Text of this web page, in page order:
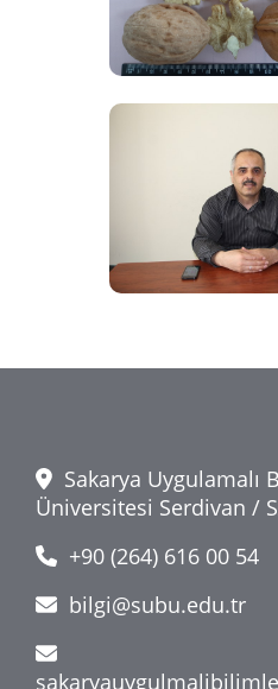
Sakarya Uygulamalı
Üniversitesi Serdivan /
+90 (264) 616 00 54
bilgi@subu.edu.tr